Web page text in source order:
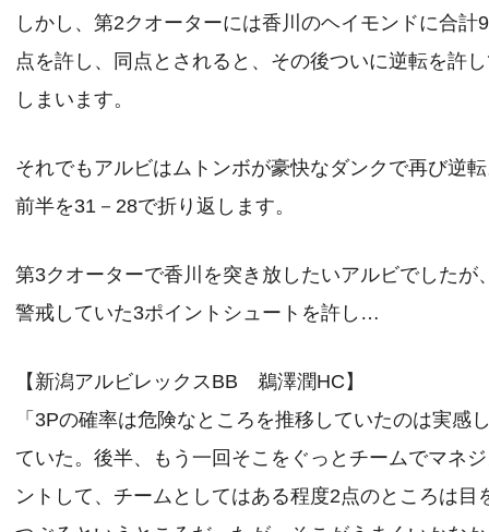
しかし、第2クオーターには香川のヘイモンドに合計9
点を許し、同点とされると、その後ついに逆転を許
しまいます。
それでもアルビはムトンボが豪快なダンクで再び逆
前半を31－28で折り返します。
第3クオーターで香川を突き放したいアルビでしたが
警戒していた3ポイントシュートを許し…
【新潟アルビレックスBB 鵜澤潤HC】
「3Pの確率は危険なところを推移していたのは実感
ていた。後半、もう一回そこをぐっとチームでマネ
ントして、チームとしてはある程度2点のところは目